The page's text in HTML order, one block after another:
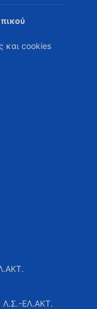
και cookies
Λ.Σ.-ΕΛ.ΑΚΤ.